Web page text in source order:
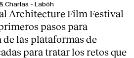
Charlas - Labóh
Architecture Film Festival
pasos para
las plataformas de
para tratar los retos que